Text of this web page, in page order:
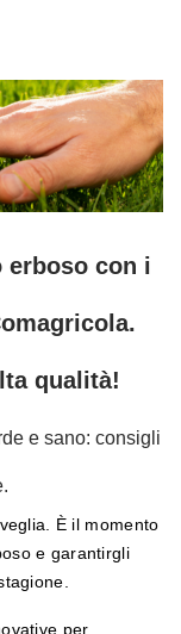
erboso con i
qualità!
e sano: consigli
È il momento
e garantirgli
per